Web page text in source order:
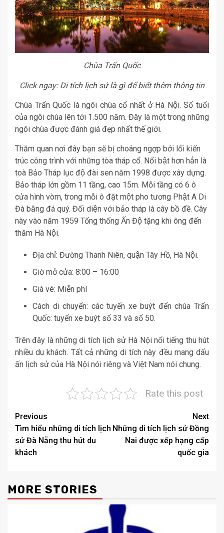
Chùa Trấn Quốc
Click ngay: Di tích lịch sử là gìđể biết thêm thông tin
Chùa Trấn Quốc là ngôi chùa cổ nhất ở Hà Nội. Số tuổi
của ngôi chùa lên tới 1.500 năm. Đây là một trong những
ngôi chùa được đánh giá đẹp nhất thế giới.
Thăm quan nơi đây bạn sẽ bị choáng ngợp bởi lối kiến
trúc công trình với những tòa tháp cổ. Nổi bật hơn hẳn là
toà Bảo Tháp lục độ đài sen năm 1998 được xây dựng.
Bảo tháp lớn gồm 11 tầng, cao 15m. Mỗi tầng có 6 ô
cửa hình vòm, trong mỗi ô đặt một pho tương Phật A Di
Đà bằng đá quý. Đối diện với bảo tháp là cây bồ đề. Cây
này vào năm 1959 Tổng thống Ấn Độ tặng khi ông đến
thăm Hà Nội.
Địa chỉ: Đường Thanh Niên, quận Tây Hồ, Hà Nội.
Giờ mở cửa: 8:00 – 16:00
Giá vé: Miễn phí
Cách di chuyển: các tuyến xe buýt đến chùa Trấn
Quốc: tuyến xe buýt số 33 và số 50.
Trên đây là những di tích lịch sử Hà Nội nổi tiếng thu hút
nhiều du khách. Tất cả những di tích này đều mang dấu
ấn lịch sử của Hà Nội nói riêng và Việt Nam nói chung.
Rate this post
Post
navigation
Previous
Tìm hiểu những di tích lịch
sử Đà Nẵng thu hút du
khách
Next
Những di tích lịch sử Đồng
Nai được xếp hạng cấp
quốc gia
MORE STORIES